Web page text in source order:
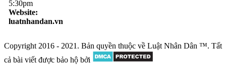
5:30pm
Website:
luatnhandan.vn
Copyright 2016 - 2021. Bản quyền thuộc về Luật Nhân Dân ™. Tất
cả bài viết được bảo hộ bởi